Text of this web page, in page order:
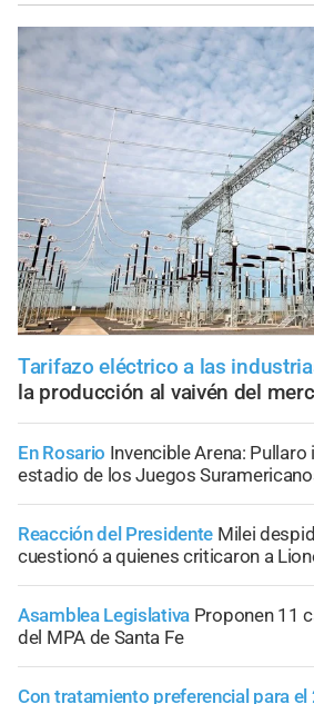
Tarifazo eléctrico a las
la producción al vaivén del
En Rosario Invencible Arena: Pullaro
estadio de los Juegos
Reacción del Presidente Milei
cuestionó a quienes criticaron a
Asamblea Legislativa Proponen 11
del MPA de Santa Fe
Con tratamiento preferencial para